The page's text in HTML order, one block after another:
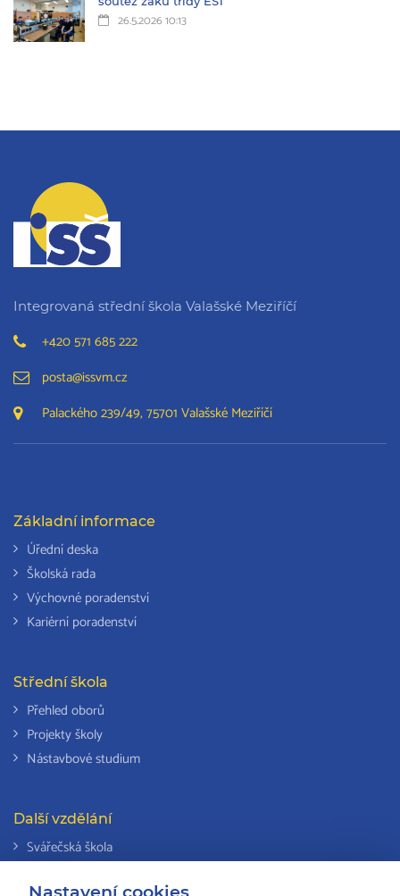
Nastavení cookies
26.5.2026 10:13
Integrovaná střední škola Valašské Meziříčí
+420 571 685 222
posta@issvm.cz
Palackého 239/49, 75701 Valašské Meziříčí
Základní informace
Úřední deska
Školská rada
Výchovné poradenství
Kariérní poradenství
Střední škola
Přehled oborů
Projekty školy
Nástavbové studium
Další vzdělání
Svářečská škola